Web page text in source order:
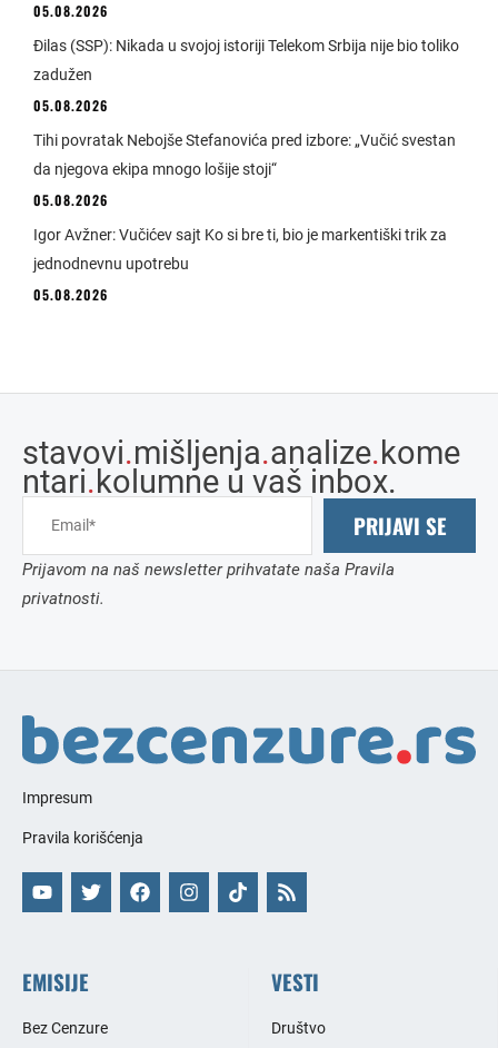
05.08.2026
Đilas (SSP): Nikada u svojoj istoriji Telekom Srbija nije bio toliko
zadužen
05.08.2026
Tihi povratak Nebojše Stefanovića pred izbore: „Vučić svestan
da njegova ekipa mnogo lošije stoji“
05.08.2026
Igor Avžner: Vučićev sajt Ko si bre ti, bio je markentiški trik za
jednodnevnu upotrebu
05.08.2026
stavovi.mišljenja.analize.kome
ntari.kolumne u vaš inbox.
PRIJAVI SE
Prijavom na naš newsletter prihvatate naša Pravila
privatnosti.
Impresum
Pravila korišćenja
EMISIJE
Bez Cenzure
VESTI
Društvo